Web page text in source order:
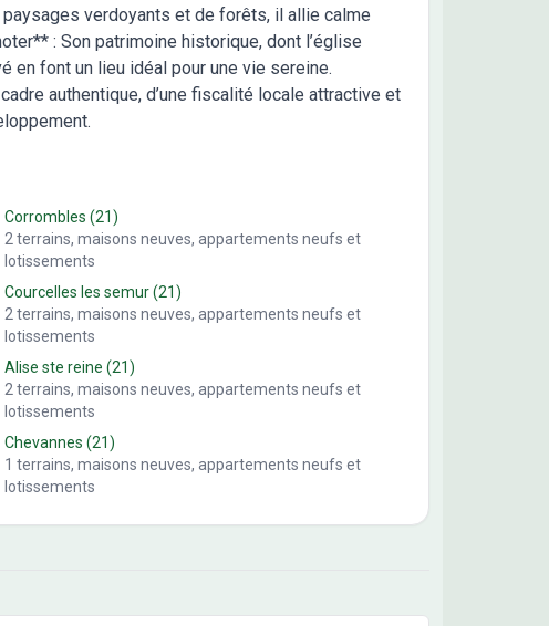
verdoyants et de forêts, il allie calme
: Son patrimoine historique, dont l’église
en font un lieu idéal pour une vie sereine.
authentique, d’une fiscalité locale attractive et
Corrombles (21)
2 terrains, maisons neuves, appartements neufs et
lotissements
Courcelles les semur(21)
2 terrains, maisons neuves, appartements neufs et
lotissements
Alise ste reine (21)
2 terrains, maisons neuves, appartements neufs et
lotissements
Chevannes (21)
1 terrains, maisons neuves, appartements neufs et
lotissements